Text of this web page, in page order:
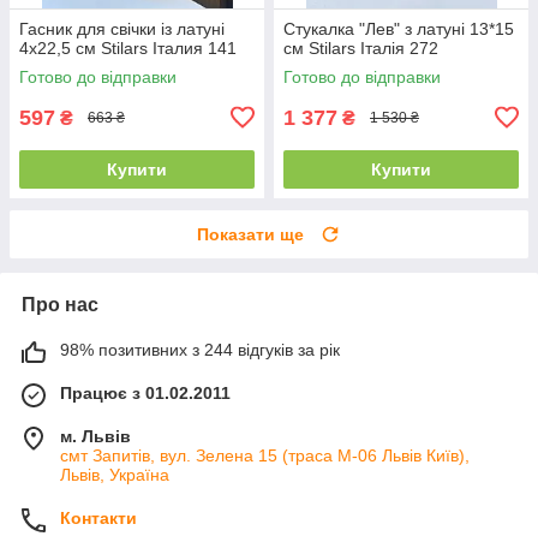
Гасник для свічки із латуні
4х22,5 см Stilars Італия 141
Готово до відправки
597 ₴ 663 ₴
Купити
Стукалка "Лев" з латуні 13*15
см Stilars Італія 272
Готово до відправки
1 377 ₴ 1 530 ₴
Купити
Показати ще
Про нас
98% позитивних з 244 відгуків за рік
Працює з 01.02.2011
м. Львів
смт Запитів, вул. Зелена 15 (траса М-06 Львів Київ),
Львів, Україна
Контакти